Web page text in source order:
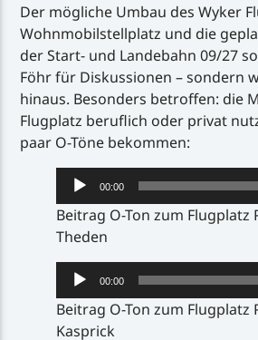
Der mögliche Umbau des Wyker
Wohnmobilstellplatz und die
der Start- und Landebahn 09/27
Föhr für Diskussionen – sondern
hinaus. Besonders betroffen: die
Flugplatz beruflich oder privat
paar O-Töne bekommen:
Audio-
Player
00:00
Beitrag O-Ton zum Flugplatz
Theden
Audio-
Player
00:00
Beitrag O-Ton zum Flugplatz
Kasprick